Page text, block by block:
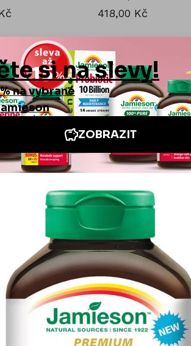
418,00 Kč